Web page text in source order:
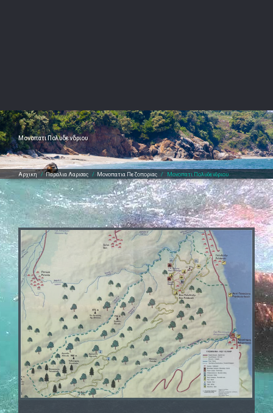
Μονοπατι Πολυδενδριου
Αρχικη /Παραλια Λαρισας / Μονοπατια Πεζοποριας / Μονοπατι Πολυδενδριου